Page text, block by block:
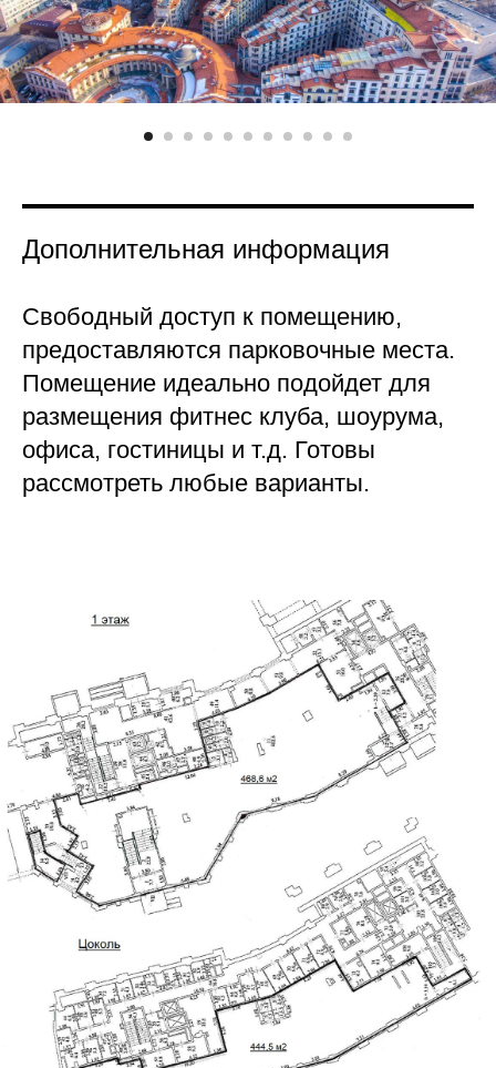
Дополнительная информация
Свободный доступ к помещению,
предоставляются парковочные места.
Помещение идеально подойдет для
размещения фитнес клуба, шоурума,
офиса, гостиницы и т.д. Готовы
рассмотреть любые варианты.